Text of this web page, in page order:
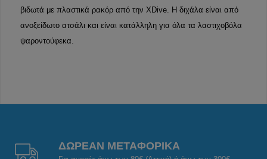
βιδωτά με πλαστικά ρακόρ από την XDive. Η διχάλα είναι από
ανοξείδωτο ατσάλι και είναι κατάλληλη για όλα τα λαστιχοβόλα
ψαροντούφεκα.
ΔΩΡΕΑΝ ΜΕΤΑΦΟΡΙΚΑ